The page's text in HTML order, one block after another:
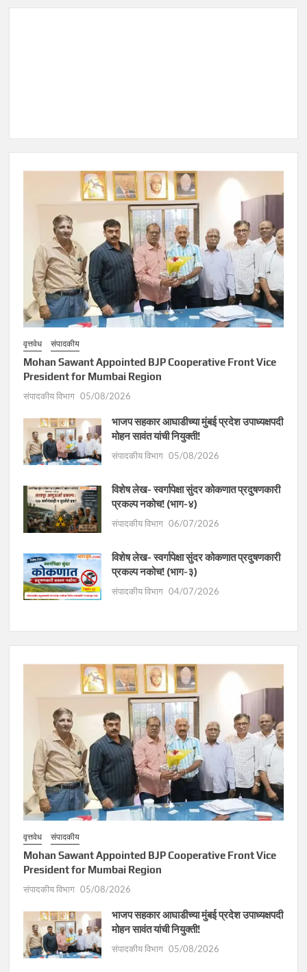
वृत्तवेध संपादकीय
Mohan Sawant Appointed BJP Cooperative Front Vice
President for Mumbai Region
संपादकीय विभाग 05/08/2026
भाजप सहकार आघाडीच्या मुंबई प्रदेश उपाध्यक्षपदी
मोहन सावंत यांची नियुक्ती!
संपादकीय विभाग 05/08/2026
विशेष लेख- स्वर्गापेक्षा सुंदर कोकणात प्रदुषणकारी
प्रकल्प नकोच! (भाग-४)
संपादकीय विभाग 06/07/2026
विशेष लेख- स्वर्गापेक्षा सुंदर कोकणात प्रदुषणकारी
प्रकल्प नकोच! (भाग-३)
संपादकीय विभाग 04/07/2026
वृत्तवेध संपादकीय
Mohan Sawant Appointed BJP Cooperative Front Vice
President for Mumbai Region
संपादकीय विभाग 05/08/2026
भाजप सहकार आघाडीच्या मुंबई प्रदेश उपाध्यक्षपदी
मोहन सावंत यांची नियुक्ती!
संपादकीय विभाग 05/08/2026